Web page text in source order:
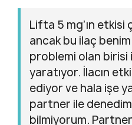
Lifta 5 mg’ın
ancak bu ilaç
problemi olan birisi
yaratıyor. İlacın
ediyor ve hala işe
partner ile denedim
bilmiyorum.